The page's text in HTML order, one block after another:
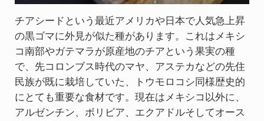
チアシードという最近アメリカや日本で人気急上昇
の黒ゴマに外見が似た種があります。これはメキシ
コ南部やガテマラが原産地のチアという果実の種
で、先コロンブス時代のマヤ、アステカなどの先住
民族が既に栽培していた、トウモロコシ同様歴史的
にとても重要な食材です。現在はメキシコ以外に、
アルゼンチン、ボリビア、エクアドルそしてオース